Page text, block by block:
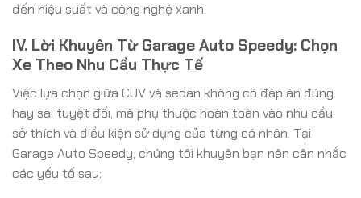
đến hiệu suất và công nghệ xanh.
IV. Lời Khuyên Từ Garage Auto Speedy: Chọn
Xe Theo Nhu Cầu Thực Tế
Việc lựa chọn giữa CUV và sedan không có đáp án đúng
hay sai tuyệt đối, mà phụ thuộc hoàn toàn vào nhu cầu,
sở thích và điều kiện sử dụng của từng cá nhân. Tại
Garage Auto Speedy, chúng tôi khuyên bạn nên cân nhắc
các yếu tố sau: